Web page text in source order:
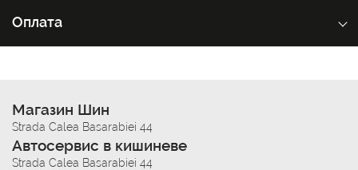
Оплата
Магазин Шин
Strada Calea Basarabiei 44
Автосервис в кишиневе
Strada Calea Basarabiei 44